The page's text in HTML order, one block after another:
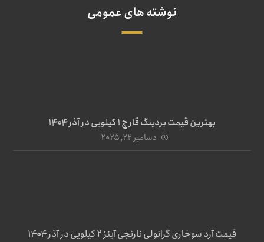
نوشته های عمومی
بهترین قیمت بردینگ قارچ 1 کیلویی در آذر ۱۴۰۴
دسامبر ۲۲, ۲۰۲۵
قیمت آرد سوخاری گرانولی نارنجی آینز ۲ کیلویی در آذر ۱۴۰۴